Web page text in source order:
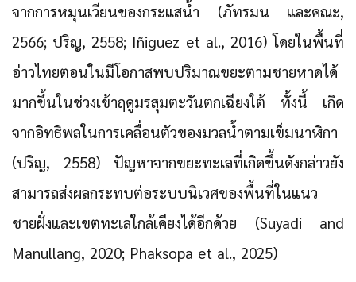
จากการหมุนเวียนของกระแสน้ำ (ภัทรมน และคณะ,
2566; ปริญ, 2558; Iñiguez et al., 2016) โดยในพื้นที่
อ่าวไทยตอนในมีโอกาสพบปริมาณขยะตามชายหาดได้
มากขึ้นในช่วงเข้าฤดูมรสุมตะวันตกเฉียงใต้ ทั้งนี้ เกิด
จากอิทธิพลในการเคลื่อนตัวของมวลน้ำตามเข็มนาฬิกา
(ปริญ, 2558) ปัญหาจากขยะทะเลที่เกิดขึ้นดังกล่าวยัง
สามารถส่งผลกระทบต่อระบบนิเวศของพื้นที่ในแนว
ชายฝั่งและเขตทะเลใกล้เคียงได้อีกด้วย (Suyadi and
Manullang, 2020; Phaksopa et al., 2025)